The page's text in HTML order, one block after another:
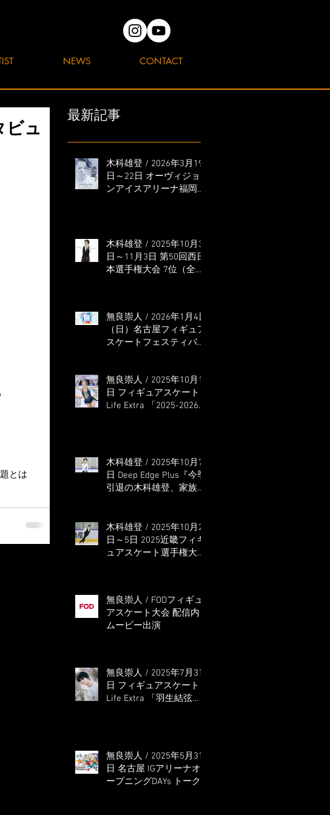
NEWS CONTACT
ビュ
とは
最新記事
木科雄登 / 2026年3月19
日～22日 オーヴィジョ
ンアイスアリーナ福岡
木科雄登 / 2025年10月31
日～11月3日 第50回西日
本選手権大会 7位（全日
無良崇人 / 2026年1月4日
（日）名古屋フィギュア
スケートフェスティバル
無良崇人 / 2025年10月16
日 フィギュアスケート
Life Extra 「2025-2026
木科雄登 / 2025年10月7
日 Deep Edge Plus『今季
引退の木科雄登、家族や
全日本、絶対見に来
て」』
木科雄登 / 2025年10月2
日～5日 2025近畿フィギ
ュアスケート選手権大会
無良崇人 / FODフィギュ
アスケート大会 配信内
ムービー出演
無良崇人 / 2025年7月31
日 フィギュアスケート
Life Extra 「羽生結弦
無良崇人 / 2025年5月31
日 名古屋 IGアリーナオ
ープニングDAYs トーク